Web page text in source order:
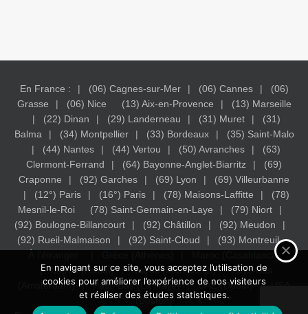
En France : (06) Cagnes-sur-Mer (06) Cannes
(06)
Grasse
(06) Nice (13) Aix-en-Provence
(13) Marseille
(22) Dinan
(29) Landerneau (31) Muret
(31)
Balma
(34) Montpellier (33) Bordeaux
(35) Saint-Malo
(44) Nantes
(44) Vertou (50) Avranches
(63)
Clermont-Ferrand
(64) Bayonne-Anglet-Biarritz
(69)
Craponne
(92) Garches (69) Lyon
(69) Villeurbanne
(12°) Paris
(16°) Paris (78) Maisons-Laffitte
(78)
Mesnil-le-Roi
(78) Saint-Germain-en-Laye
(79) Niort
(92) Boulogne-Billancourt
(92) Châtillon
(92) Meudon
(92) Rueil-Malmaison
(92) Saint-Cloud
(93) Montreuil
Maroc (Casablanca)
Maroc (Rabat)
Maroc (Marrakech)
Pays-Bas
(Amsterdam)
Pays-Bas (La Haye) UAE (Dubaï)
(Boston)
En navigant sur ce site, vous acceptez l’utilisation de
cookies pour améliorer l’expérience de nos visiteurs
et réaliser des études statistiques.